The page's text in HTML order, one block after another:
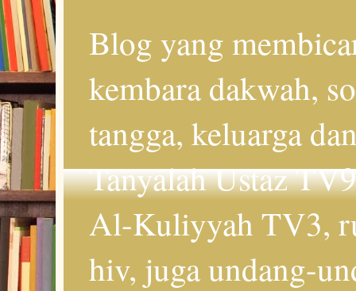
Blog yang
kembara dakwah,
tangga, keluarga
Tanyalah Ustaz
Al-Kuliyyah TV3,
hiv, juga undang-